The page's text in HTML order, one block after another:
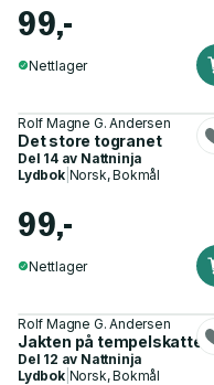
99,-
Nettlager
Rolf Magne G. Andersen
Det store togranet
Del 14 av Nattninja
Lydbok| Norsk, Bokmål
99,-
Nettlager
Rolf Magne G. Andersen
Jakten på tempelskatten
Del 12 av Nattninja
Lydbok| Norsk, Bokmål